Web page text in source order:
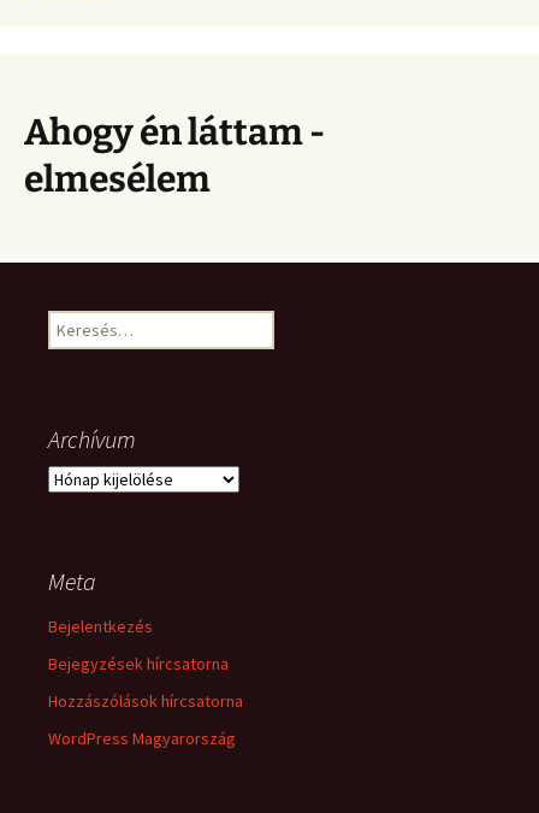
Ahogy én láttam -
elmesélem
Keresés:
Archívum
Archívum
Meta
Bejelentkezés
Bejegyzések hírcsatorna
Hozzászólások hírcsatorna
WordPress Magyarország